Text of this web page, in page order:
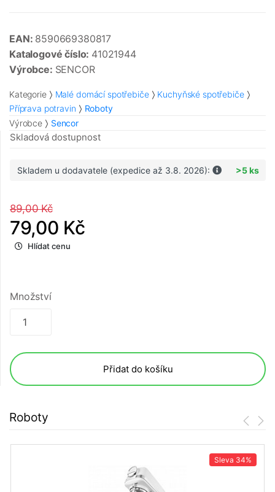
EAN: 8590669380817
Katalogové číslo: 41021944
Výrobce: SENCOR
Kategorie Malé domácí spotřebiče
Kuchyňské spotřebiče
Příprava potravin
Roboty
Výrobce
Sencor
Skladová dostupnost
Skladem u dodavatele (expedice až 3.8. 2026): >5 ks
89,00 Kč
79,00 Kč
Hlídat cenu
Množství
Přidat do košíku
Roboty
Sleva 34%